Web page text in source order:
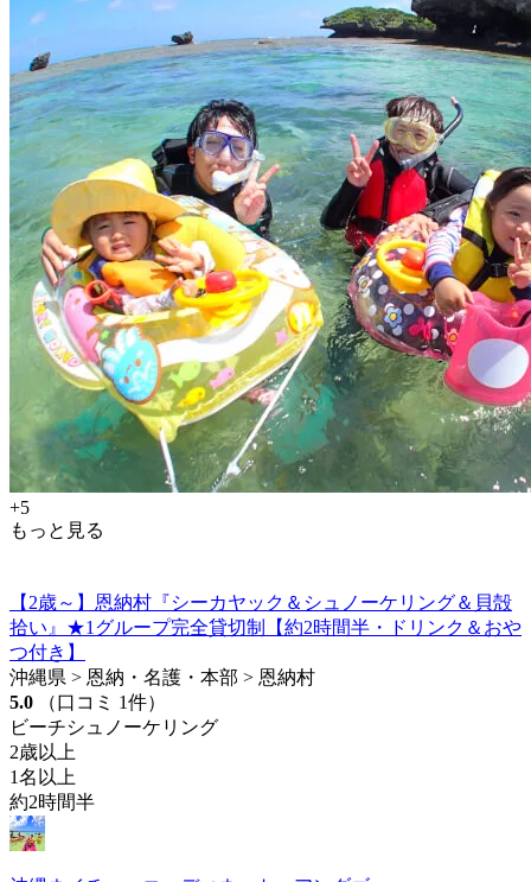
+5
もっと見る
【2歳～】恩納村『シーカヤック＆シュノーケリング＆貝殻
拾い』★1グループ完全貸切制【約2時間半・ドリンク＆おや
つ付き】
沖縄県 > 恩納・名護・本部 > 恩納村
5.0
（口コミ 1件）
ビーチシュノーケリング
2歳以上
1名以上
約2時間半